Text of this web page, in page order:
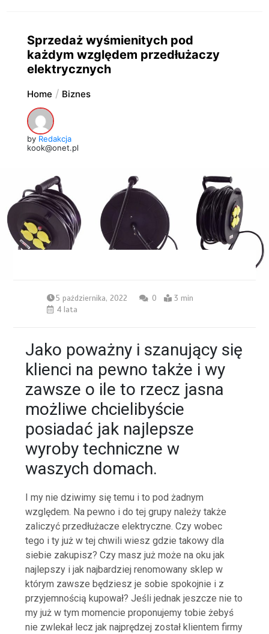
Sprzedaż wyśmienitych pod
każdym względem przedłużaczy
elektrycznych
Home Biznes
by Redakcja
kook@onet.pl
5 października, 2022 0
3 min
4 lata
Jako poważny i szanujący się
klienci na pewno także i wy
zawsze o ile to rzecz jasna
możliwe chcielibyście
posiadać jak najlepsze
wyroby techniczne w
waszych domach.
I my nie dziwimy się temu i to pod żadnym
względem. Na pewno i do tej grupy należy także
zaliczyć przedłużacze elektryczne. Czy wobec
tego i ty już w tej chwili wiesz gdzie takowy dla
siebie zakupisz? Czy masz już może na oku jak
najlepszy i jak najbardziej renomowany sklep w
którym zawsze będziesz je sobie spokojnie i z
przyjemnością kupował? Jeśli jednak jeszcze nie to
my już w tym momencie proponujemy tobie żebyś
nie zwlekał lecz jak najprędzej został klientem firmy